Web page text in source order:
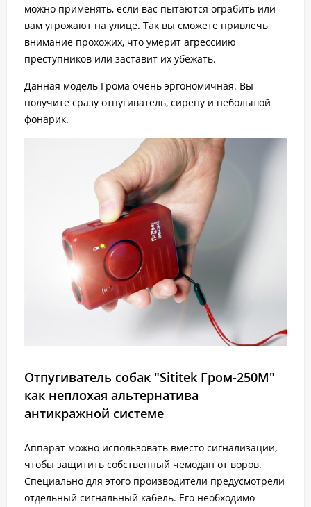
можно применять, если вас пытаются ограбить или
вам угрожают на улице. Так вы сможете привлечь
внимание прохожих, что умерит агрессиию
преступников или заставит их убежать.
Данная модель Грома очень эргономичная. Вы
получите сразу отпугиватель, сирену и небольшой
фонарик.
Отпугиватель собак "Sititek Гром-250М"
как неплохая альтернатива
антикражной системе
Аппарат можно использовать вместо сигнализации,
чтобы защитить собственный чемодан от воров.
Специально для этого производители предусмотрели
отдельный сигнальный кабель. Его необходимо